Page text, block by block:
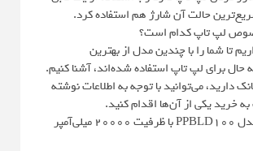
حالت آن شارژ هم استفاده کرد.
لپ تاپ کدام است؟
تا شما را با چندین مدل از بهترین
حال برای لپ تاپ استفاده شده‌اند، آشنا کنیم.
دارید، می‌توانید با توجه به اطلاعات نوشته
خرید یکی از آن‌ها اقدام کنید.
پاور بانک باسئوس مدل PPBLD100 با ظرفیت 20000 میلی‌آمپر